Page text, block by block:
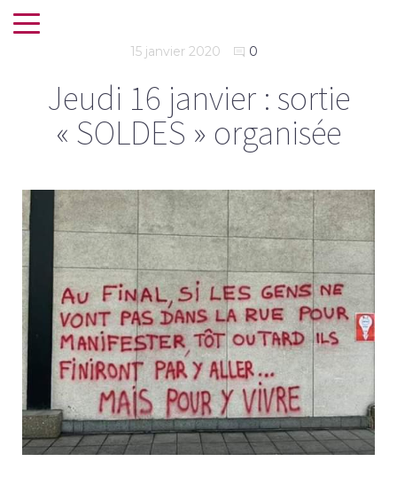
15 janvier 2020 0
Jeudi 16 janvier : sortie
« SOLDES » organisée